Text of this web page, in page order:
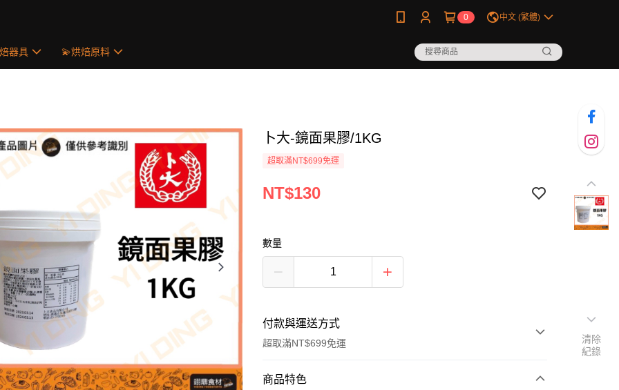
0 中文 (繁體)
器具 💫烘焙原料
卜大-鏡面果膠/1KG
超取滿NT$699免運
NT$130
數量
付款與運送方式
超取滿NT$699免運
付款方式
商品特色
清除
紀錄